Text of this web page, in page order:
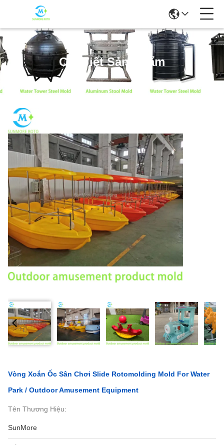
Chi Tiết Sản Phẩm
Vòng Xoắn Ốc Sân Chơi Slide Rotomolding Mold For Water
Park / Outdoor Amusement Equipment
Tên Thương Hiệu:
SunMore